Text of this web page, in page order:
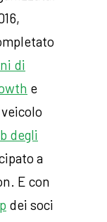
di
e
veicolo
degli
a
E con
dei soci